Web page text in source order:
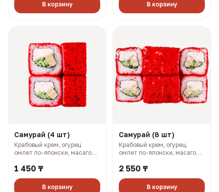
В корзину В корзину
Самурай (4 шт)
Крабовый крем, огурец
омлет по-японски, масаго
1 450 ₸
В корзину
Самурай (8 шт)
Крабовый крем, огурец,
омлет по-японски, масаго
2 550 ₸
В корзину